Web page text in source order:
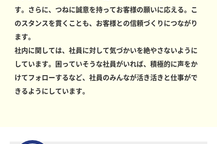
す。さらに、つねに誠意を持ってお客様の願いに応える。こ
のスタンスを貫くことも、お客様との信頼づくりにつながり
ます。
社内に関しては、社員に対して気づかいを絶やさないように
しています。困っていそうな社員がいれば、積極的に声をか
けてフォローするなど、社員のみんなが活き活きと仕事がで
きるようにしています。